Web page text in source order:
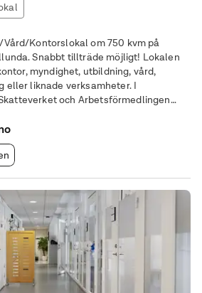
Kontorslokal om 750 kvm på
Snabbt tillträde möjligt! Lokalen
myndighet, utbildning, vård,
eller liknade verksamheter. I
och Arbetsförmedlingen
samt rymliga